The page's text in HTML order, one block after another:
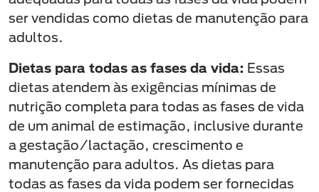
ser vendidas como dietas de manutenção para
adultos.
Dietas para todas as fases da vida: Essas
dietas atendem às exigências mínimas de
nutrição completa para todas as fases de vida
de um animal de estimação, inclusive durante
a gestação/lactação, crescimento e
manutenção para adultos. As dietas para
todas as fases da vida podem ser fornecidas